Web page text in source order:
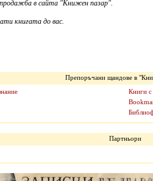
в сайта "Книжен пазар".
книгата до вас.
Препоръчани щандове в
Книги
Партньори